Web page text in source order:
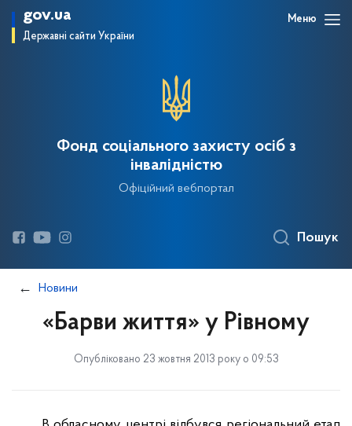
gov.ua
Державні сайти України
Меню
Фонд соціального захисту осіб з
інвалідністю
Офіційний вебпортал
Пошук
Новини
«Барви життя» у Рівному
Опубліковано 23 жовтня 2013 року о 09:53